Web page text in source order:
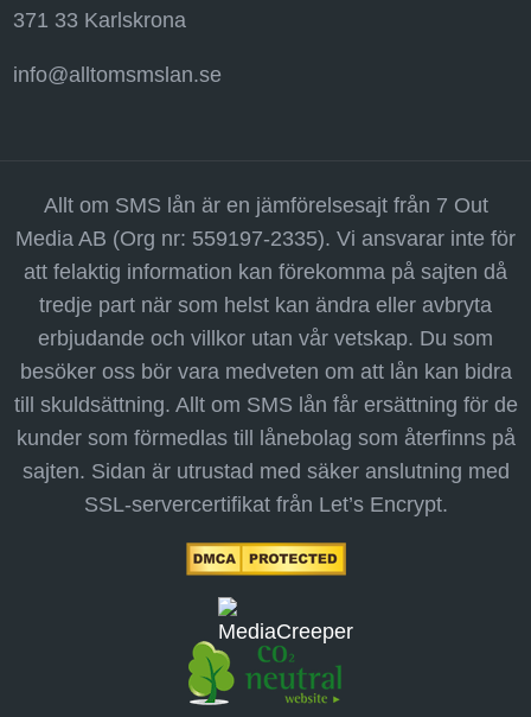
371 33 Karlskrona
info@alltomsmslan.se
Allt om SMS lån är en jämförelsesajt från 7 Out
Media AB (Org nr: 559197-2335). Vi ansvarar inte för
att felaktig information kan förekomma på sajten då
tredje part när som helst kan ändra eller avbryta
erbjudande och villkor utan vår vetskap. Du som
besöker oss bör vara medveten om att lån kan bidra
till skuldsättning. Allt om SMS lån får ersättning för de
kunder som förmedlas till lånebolag som återfinns på
sajten. Sidan är utrustad med säker anslutning med
SSL-servercertifikat från Let’s Encrypt.